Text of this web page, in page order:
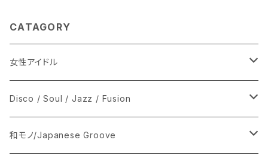
CATAGORY
女性アイドル
シングル盤
あ行
LP
Disco / Soul / Jazz / Fusion
シングル盤
和モノ/Japanese Groove